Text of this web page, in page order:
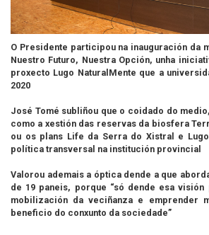
O Presidente participou na inauguración da
Nuestro Futuro, Nuestra Opción, unha
proxecto Lugo NaturalMente que a
2020
José Tomé subliñou que o coidado do
como a xestión das reservas da biosfera
ou os plans Life da Serra do Xistral e
política transversal na institución provincial
Valorou ademais a óptica dende a que
de 19 paneis, porque “só dende esa
mobilización da veciñanza e emprender
beneficio do conxunto da sociedade”